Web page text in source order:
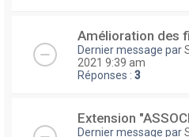
Amélioration des
Dernier message par
2021 9:39 am
Réponses : 3
Extension
Dernier message par